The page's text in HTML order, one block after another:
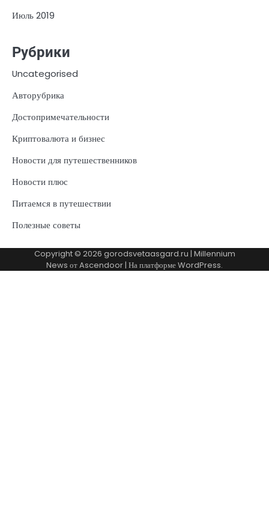
Июль 2019
Рубрики
Uncategorised
Авторубрика
Достопримечательности
Криптовалюта и бизнес
Новости для путешественников
Новости плюс
Питаемся в путешествии
Полезные советы
Copyright © 2026 gorodsvetaasgard.ru | Millennium
News отAscendoor | На платформеWordPress.